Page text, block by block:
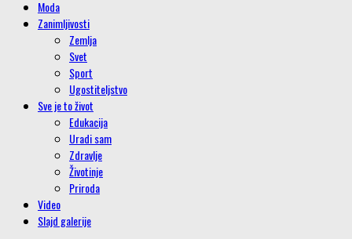
Moda
Zanimljivosti
Zemlja
Svet
Sport
Ugostiteljstvo
Sve je to život
Edukacija
Uradi sam
Zdravlje
Životinje
Priroda
Video
Slajd galerije